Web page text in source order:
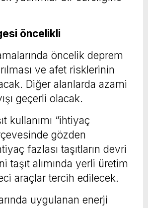
öncelikli
öncelik deprem
ve afet risklerinin
Diğer alanlarda azami
geçerli olacak.
kullanımı “ihtiyaç
gözden
fazlası taşıtların devri
taşıt alımında yerli üretim
araçlar tercih edilecek.
uygulanan enerji